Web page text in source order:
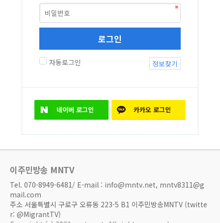
로그인
자동로그인 정보찾기
네이버 로그인 카카오 로그인
이주민방송 MNTV
Tel. 070-8949-6481/ E-mail : info@mntv.net, mntv8311@g
mail.com
주소 서울특별시 구로구 오류동 223-5 B1 이주민방송MNTV (twitte
r: @MigrantTV)